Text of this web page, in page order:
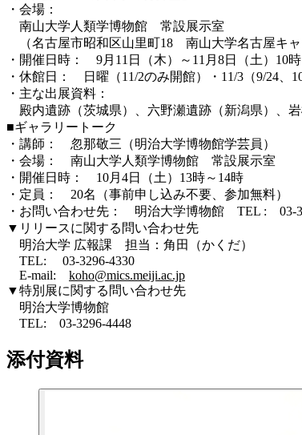
・会場：
南山大学人類学博物館 常設展示室
（名古屋市昭和区山里町18 南山大学名古屋キャ
・開催日時： 9月11日（木）～11月8日（土）10
・休館日： 日曜（11/2のみ開館）・11/3（9/24、
・主な出展資料：
殿内遺跡（茨城県）、六野瀬遺跡（新潟県）、
■ギャラリートーク
・講師： 忽那敬三（明治大学博物館学芸員）
・会場： 南山大学人類学博物館 常設展示室
・開催日時： 10月4日（土）13時～14時
・定員： 20名（事前申し込み不要、参加無料）
・お問い合わせ先： 明治大学博物館 TEL : 03-
▼リリースに関する問い合わせ先
明治大学 広報課 担当：角田（かくだ）
TEL: 03-3296-4330
E-mail: koho@mics.meiji.ac.jp
▼特別展に関する問い合わせ先
明治大学博物館
TEL: 03-3296-4448
添付資料